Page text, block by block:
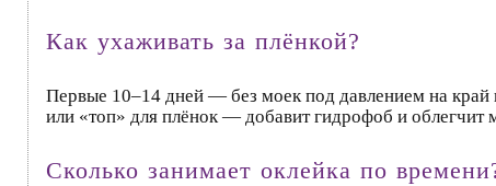
Как ухаживать за плёнкой?
Первые 10–14 дней — без моек под давлением на
или «топ» для плёнок — добавит гидрофоб и облегчит
Сколько занимает оклейка по